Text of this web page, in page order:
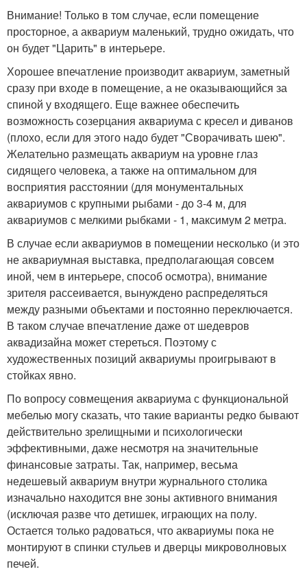
Внимание! Только в том случае, если помещение
просторное, а аквариум маленький, трудно ожидать, что
он будет "Царить" в интерьере.
Хорошее впечатление производит аквариум, заметный
сразу при входе в помещение, а не оказывающийся за
спиной у входящего. Еще важнее обеспечить
возможность созерцания аквариума с кресел и диванов
(плохо, если для этого надо будет "Сворачивать шею".
Желательно размещать аквариум на уровне глаз
сидящего человека, а также на оптимальном для
восприятия расстоянии (для монументальных
аквариумов с крупными рыбами - до 3-4 м, для
аквариумов с мелкими рыбками - 1, максимум 2 метра.
В случае если аквариумов в помещении несколько (и это
не аквариумная выставка, предполагающая совсем
иной, чем в интерьере, способ осмотра), внимание
зрителя рассеивается, вынуждено распределяться
между разными объектами и постоянно переключается.
В таком случае впечатление даже от шедевров
аквадизайна может стереться. Поэтому с
художественных позиций аквариумы проигрывают в
стойках явно.
По вопросу совмещения аквариума с функциональной
мебелью могу сказать, что такие варианты редко бывают
действительно зрелищными и психологически
эффективными, даже несмотря на значительные
финансовые затраты. Так, например, весьма
недешевый аквариум внутри журнального столика
изначально находится вне зоны активного внимания
(исключая разве что детишек, играющих на полу.
Остается только радоваться, что аквариумы пока не
монтируют в спинки стульев и дверцы микроволновых
печей.